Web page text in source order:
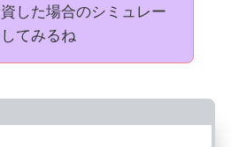
した場合のシミュレー
てみるね